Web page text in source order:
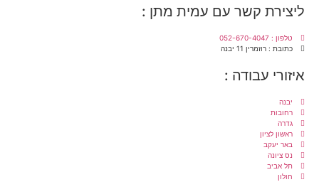
ליצירת קשר עם עמית מתן :
טלפון : 052-670-4047
כתובת : רוזמרין 11 יבנה
איזורי עבודה :
יבנה
רחובות
גדרה
ראשון לציון
באר יעקב
נס ציונה
תל אביב
חולון